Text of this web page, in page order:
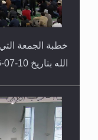
خطبة الجمعة
الله بتاريخ 10-07-2026